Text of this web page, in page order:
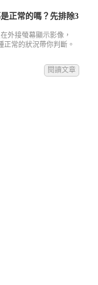
正常的嗎？先排除3
外接螢幕顯示影像，
正常的狀況帶你判斷。
閱讀文章